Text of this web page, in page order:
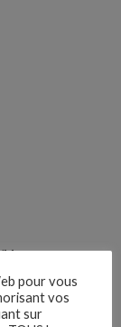
H
pour vous
vos
sur